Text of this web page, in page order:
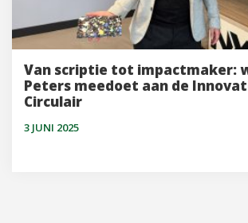
Van scriptie tot impactmaker:
Peters meedoet aan de
Circulair
3 JUNI 2025